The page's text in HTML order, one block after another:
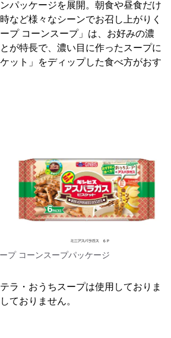
パッケージを展開。朝食や昼食だけ
など様々なシーンでお召し上がりく
プ コーンスープ」は、お好みの濃
が特長で、濃い目に作ったスープに
ット」をディップした食べ方がおす
プ コーンスープパッケージ
ラ・おうちスープは使用しておりま
ておりません。